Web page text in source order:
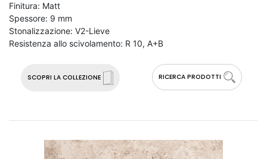
SCOPRI LA COLLEZIONE RICERCA PRODOTTI
Finitura: Matt
Spessore: 9 mm
Stonalizzazione: V2-Lieve
Resistenza allo scivolamento: R 10, A+B